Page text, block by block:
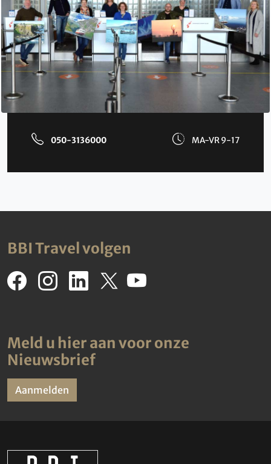
050-3136000 MA-VR 9-17
BBI Travel volgen
Meld u hier aan voor onze
Nieuwsbrief
Aanmelden